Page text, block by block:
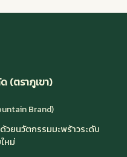
(ตราภูเขา)
Brand)
ยนวัตกรรมมะพร้าวระดับ
หม่